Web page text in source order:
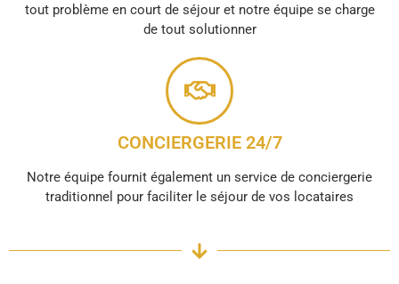
tout problème en court de séjour et notre équipe se charge
de tout solutionner
CONCIERGERIE 24/7
Notre équipe fournit également un service de conciergerie
traditionnel pour faciliter le séjour de vos locataires